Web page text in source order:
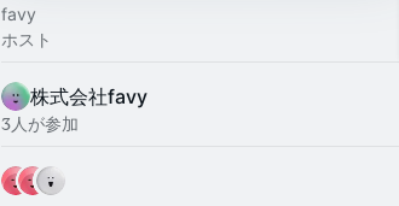
favy
ホスト
株式会社favy
3人が参加